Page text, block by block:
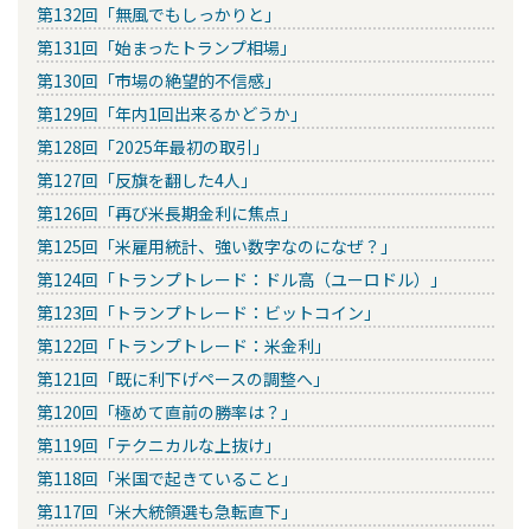
第132回「無風でもしっかりと」
第131回「始まったトランプ相場」
第130回「市場の絶望的不信感」
第129回「年内1回出来るかどうか」
第128回「2025年最初の取引」
第127回「反旗を翻した4人」
第126回「再び米長期金利に焦点」
第125回「米雇用統計、強い数字なのになぜ？」
第124回「トランプトレード：ドル高（ユーロドル）」
第123回「トランプトレード：ビットコイン」
第122回「トランプトレード：米金利」
第121回「既に利下げペースの調整へ」
第120回「極めて直前の勝率は？」
第119回「テクニカルな上抜け」
第118回「米国で起きていること」
第117回「米大統領選も急転直下」